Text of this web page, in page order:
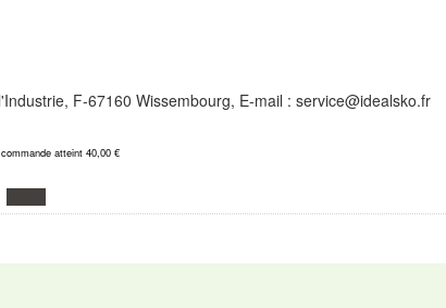
F-67160 Wissembourg, E-mail : service@idealsko.fr
atteint 40,00 €